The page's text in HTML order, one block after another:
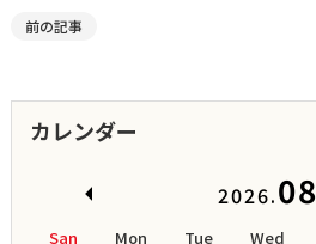
前の記事
カレンダー
2026.08
San Mon Tue Wed